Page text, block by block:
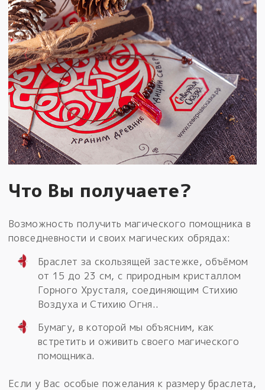
Что Вы получаете?
Возможность получить магического помощника в
повседневности и своих магических обрядах:
Браслет за скользящей застежке, объёмом
от 15 до 23 см, с природным кристаллом
Горного Хрусталя, соединяющим Стихию
Воздуха и Стихию Огня..
Бумагу, в которой мы объясним, как
встретить и оживить своего магического
помощника.
Если у Вас особые пожелания к размеру браслета,